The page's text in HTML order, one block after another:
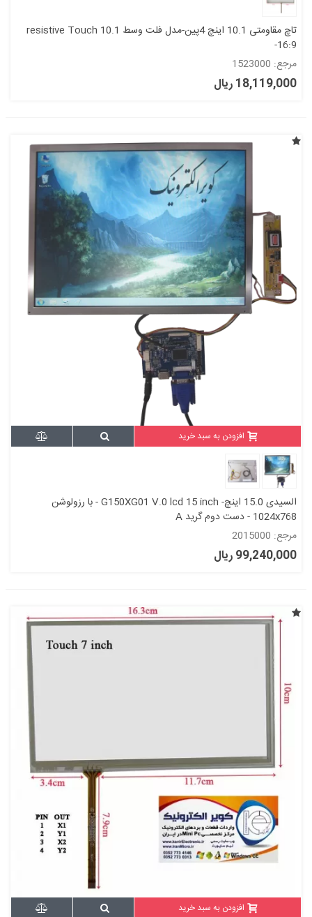
تاچ مقاومتی 10.1 اینچ 4پین-مدل فلت وسط resistive Touch 10.1
-16:9
مرجع: 1523000
18,119,000 ریال
افزودن به سبد خرید
السیدی 15.0 اینچ- G150XG01 V.0 lcd 15 inch - با رزولوشن
1024x768 - دست دوم گرید A
مرجع: 2015000
99,240,000 ریال
افزودن به سبد خرید